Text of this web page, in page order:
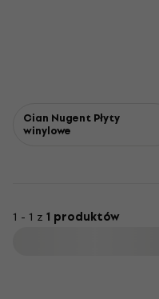
Cian Nugent Płyty
winylowe
1 - 1 z 1 produktów